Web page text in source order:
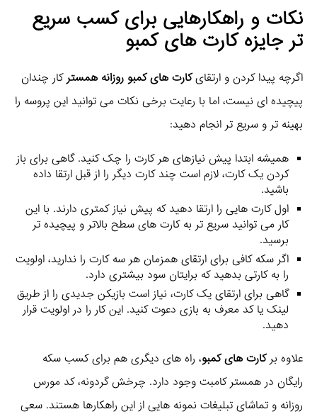
نکات و راهکارهایی برای کسب سریع
تر جایزه کارت های کمبو
اگرچه پیدا کردن و ارتقایکارت های کمبو روزانه همسترکار چندان
پیچیده ای نیست، اما با رعایت برخی نکات می توانید این پروسه را
بهینه تر و سریع تر انجام دهید:
همیشه ابتدا پیش نیازهای هر کارت را چک کنید. گاهی برای باز
کردن یک کارت، لازم است چند کارت دیگر را از قبل ارتقا داده
باشید.
اول کارت هایی را ارتقا دهید که پیش نیاز کمتری دارند. با این
کار می توانید سریع تر به کارت های سطح بالاتر و پیچیده تر
برسید.
اگر سکه کافی برای ارتقای همزمان هر سه کارت را ندارید، اولویت
را به کارتی بدهید که برایتان سود بیشتری دارد.
گاهی برای ارتقای یک کارت، نیاز است بازیکن جدیدی را از طریق
لینک یا کد معرف به بازی دعوت کنید. این کار را در اولویت قرار
دهید.
علاوه برکارت های کمبو، راه های دیگری هم برای کسب سکه
رایگان در همستر کامبت وجود دارد. چرخش گردونه، کد مورس
روزانه و تماشای تبلیغات نمونه هایی از این راهکارها هستند. سعی